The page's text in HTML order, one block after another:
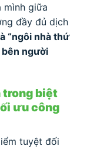
mình giữa
đầy đủ dịch
“ngôi nhà thứ
bên người
trong biệt
ưu công
tuyệt đối